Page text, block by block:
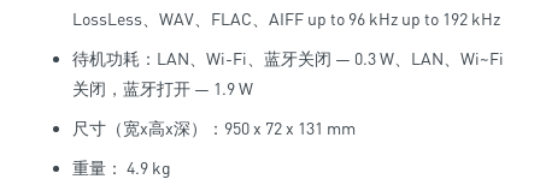
LossLess、WAV、FLAC、AIFF up to 96 kHz up to 192 kHz
待机功耗：LAN、Wi-Fi、蓝牙关闭 — 0.3 W、LAN、Wi~Fi
关闭，蓝牙打开 — 1.9 W
尺寸（宽x高x深）：950 x 72 x 131 mm
重量： 4.9 kg